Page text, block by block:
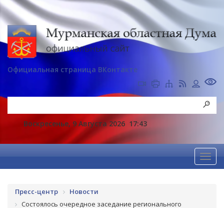
Официальная страница ВКонтакте
Воскресенье, 9 Августа 2026 17:43
Пресс-центр
Новости
Состоялось очередное заседание регионального